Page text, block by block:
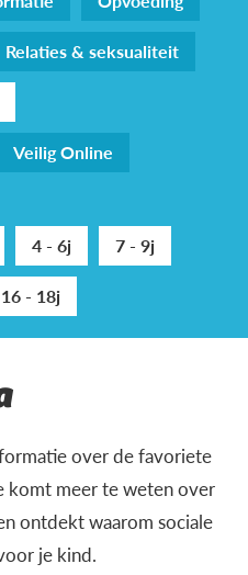
Relaties & seksualiteit
Veilig Online
4 - 6j
7 - 9j
16 - 18j
over de favoriete
komt meer te weten over
ontdekt waarom sociale
je kind.